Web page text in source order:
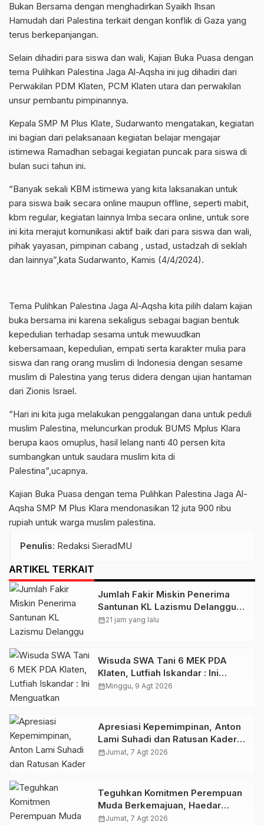
Bukan Bersama dengan menghadirkan Syaikh Ihsan
Hamudah dari Palestina terkait dengan konflik di Gaza yang
terus berkepanjangan.
Selain dihadiri para siswa dan wali, Kajian Buka Puasa dengan
tema Pulihkan Palestina Jaga Al-Aqsha ini jug dihadiri dari
Perwakilan PDM Klaten, PCM Klaten utara dan perwakilan
unsur pembantu pimpinannya.
Kepala SMP M Plus Klate, Sudarwanto mengatakan, kegiatan
ini bagian dari pelaksanaan kegiatan belajar mengajar
istimewa Ramadhan sebagai kegiatan puncak para siswa di
bulan suci tahun ini.
“Banyak sekali KBM istimewa yang kita laksanakan untuk
para siswa baik secara online maupun offline, seperti mabit,
kbm regular, kegiatan lainnya lmba secara online, untuk sore
ini kita merajut komunikasi aktif baik dari para siswa dan wali,
pihak yayasan, pimpinan cabang , ustad, ustadzah di seklah
dan lainnya”,kata Sudarwanto, Kamis (4/4/2024).
Tema Pulihkan Palestina Jaga Al-Aqsha kita pilih dalam kajian
buka bersama ini karena sekaligus sebagai bagian bentuk
kepedulian terhadap sesama untuk mewuudkan
kebersamaan, kepedulian, empati serta karakter mulia para
siswa dan rang orang muslim di Indonesia dengan sesame
muslim di Palestina yang terus didera dengan ujian hantaman
dari Zionis Israel.
“Hari ini kita juga melakukan penggalangan dana untuk peduli
muslim Palestina, meluncurkan produk BUMS Mplus Klara
berupa kaos omuplus, hasil lelang nanti 40 persen kita
sumbangkan untuk saudara muslim kita di
Palestina”,ucapnya.
Kajian Buka Puasa dengan tema Pulihkan Palestina Jaga Al-
Aqsha SMP M Plus Klara mendonasikan 12 juta 900 ribu
rupiah untuk warga muslim palestina.
Penulis: Redaksi SieradMU
ARTIKEL TERKAIT
Jumlah Fakir Miskin Penerima
Santunan KL Lazismu Delanggu
Naik 7%, Penghimpunan ZIS
calendar_month21 jam yang lalu
Wisuda SWA Tani 6 MEK PDA
Klaten, Lutfiah Iskandar : Ini
Menguatkan Gerakan Lumbung
calendar_monthMinggu, 9 Agt 2026
Apresiasi Kepemimpinan, Anton
Lami Suhadi dan Ratusan Kader
Golkar Klaten Ikut Rayakan Ultah
calendar_monthJumat, 7 Agt 2026
Teguhkan Komitmen Perempuan
Muda Berkemajuan, Haedar
Nashir Buka Muktamar ke-15
calendar_monthJumat, 7 Agt 2026